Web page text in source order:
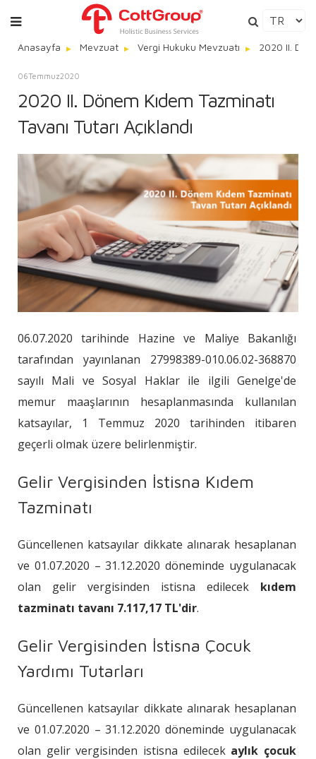
Anasayfa Mevzuat Vergi Hukuku Mevzuatı 2020 II.
06Temmuz2020
2020 II. Dönem Kıdem Tazminatı
Tavanı Tutarı Açıklandı
06.07.2020 tarihinde Hazine ve Maliye Bakanlığı
tarafından yayınlanan 27998389-010.06.02-368870
sayılı Mali ve Sosyal Haklar ile ilgili Genelge'de
memur maaşlarının hesaplanmasında kullanılan
katsayılar, 1 Temmuz 2020 tarihinden itibaren
geçerli olmak üzere belirlenmiştir.
Gelir Vergisinden İstisna Kıdem
Tazminatı
Güncellenen katsayılar dikkate alınarak hesaplanan
ve 01.07.2020 – 31.12.2020 döneminde uygulanacak
olan gelir vergisinden istisna edilecek kıdem
tazminatı tavanı 7.117,17 TL'dir.
Gelir Vergisinden İstisna Çocuk
Yardımı Tutarları
Güncellenen katsayılar dikkate alınarak hesaplanan
ve 01.07.2020 – 31.12.2020 döneminde uygulanacak
olan gelir vergisinden istisna edilecek aylık çocuk